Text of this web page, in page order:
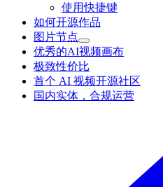
使用快捷键
如何开源作品
图片节点
优秀的AI视频画布
极致性价比
首个 AI 视频开源社区
国内实体，合规运营